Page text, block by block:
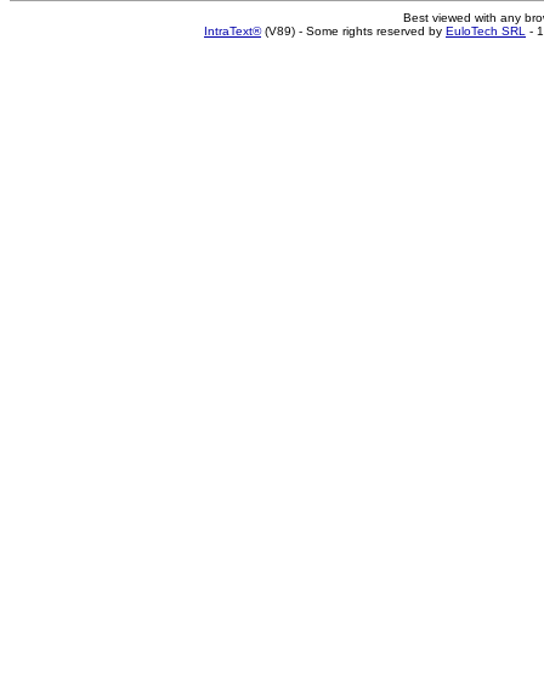
Best viewed with any
IntraText®(V89) - Some rights reserved by EuloTech SRL -